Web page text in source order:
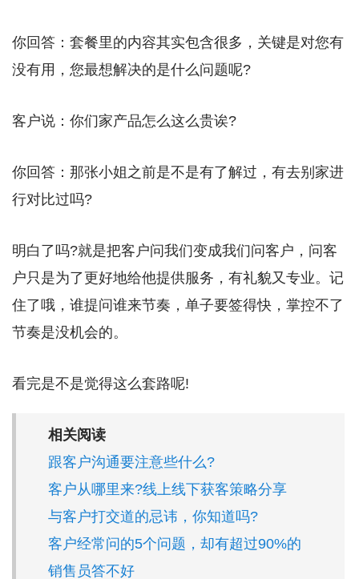
你回答：套餐里的内容其实包含很多，关键是对您有
没有用，您最想解决的是什么问题呢?
客户说：你们家产品怎么这么贵诶?
你回答：那张小姐之前是不是有了解过，有去别家进
行对比过吗?
明白了吗?就是把客户问我们变成我们问客户，问客
户只是为了更好地给他提供服务，有礼貌又专业。记
住了哦，谁提问谁来节奏，单子要签得快，掌控不了
节奏是没机会的。
看完是不是觉得这么套路呢!
相关阅读
跟客户沟通要注意些什么?
客户从哪里来?线上线下获客策略分享
与客户打交道的忌讳，你知道吗?
客户经常问的5个问题，却有超过90%的
销售员答不好